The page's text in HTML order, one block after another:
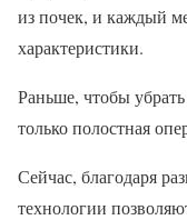
из почек, и каждый
характеристики.
Раньше, чтобы
только полостная
Сейчас, благодаря
технологии